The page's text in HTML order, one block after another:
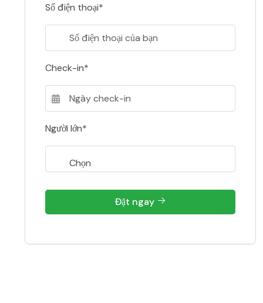
Số điện thoại*
Check-in*
Người lớn*
Đặt ngay